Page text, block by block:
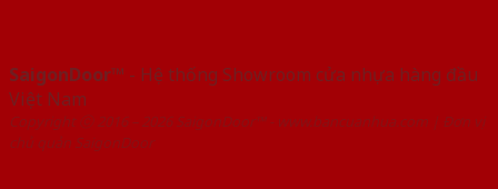
SaigonDoor™ - Hệ thống Showroom cửa nhựa hàng đầu
Việt Nam
Copyright ⓒ 2016 – 2026 SaigonDoor™ - www.bancuanhua.com | Đơn vị
chủ quản SaigonDoor